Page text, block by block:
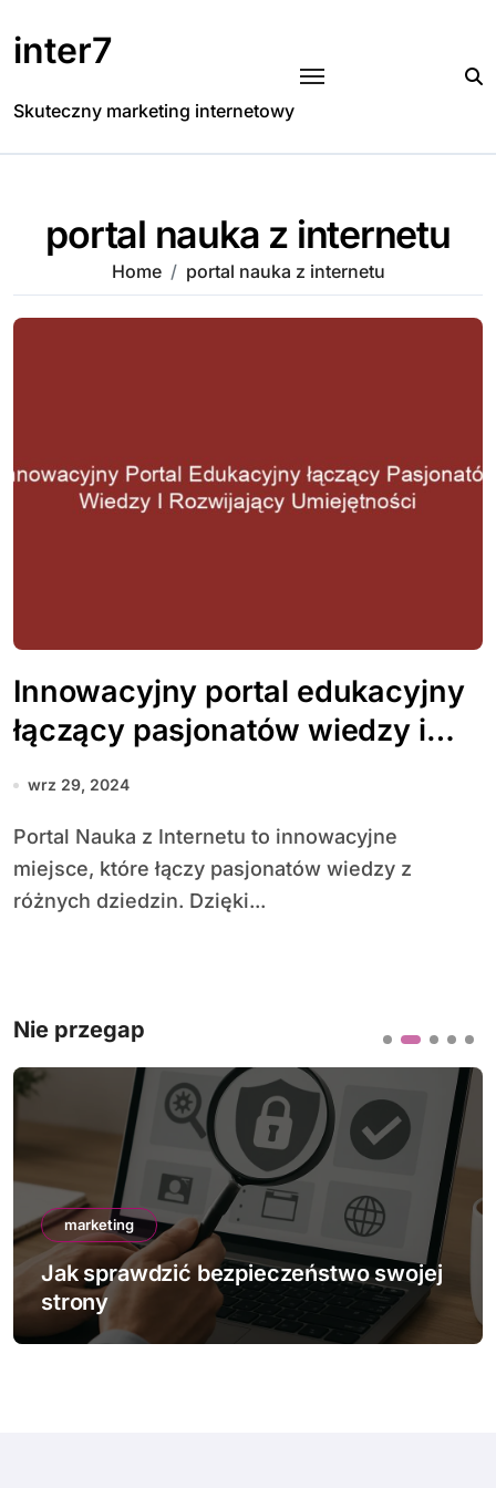
to
content
inter7
Skuteczny marketing internetowy
portal nauka z internetu
Home portal nauka z internetu
Innowacyjny portal edukacyjny
łączący pasjonatów wiedzy i
rozwijający umiejętności
wrz 29, 2024
Portal Nauka z Internetu to innowacyjne
miejsce, które łączy pasjonatów wiedzy z
różnych dziedzin. Dzięki...
Nie przegap
marketing
Jak sprawdzić bezpieczeństwo swojej
strony